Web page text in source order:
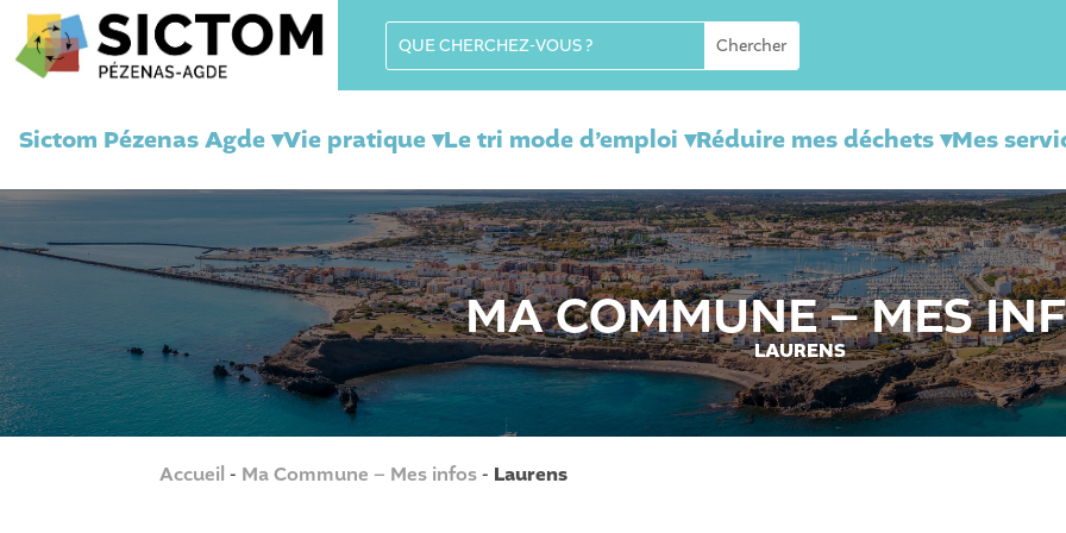
Sictom Pézenas Agde ▾Vie pratique ▾Le tri mode d’emploi ▾Réduire mes déchets ▾Mes
MA COMMUNE – MES
LAURENS
Accueil - Ma Commune – Mes infos- Laurens